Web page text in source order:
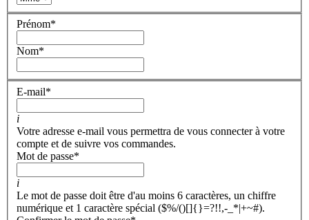
Prénom*
Nom*
E-mail*
i
Votre adresse e-mail vous permettra de vous connecter à votre
compte et de suivre vos commandes.
Mot de passe*
i
Le mot de passe doit être d'au moins 6 caractères, un chiffre
numérique et 1 caractère spécial ($%/()[]{}=?!!,-_*|+~#).